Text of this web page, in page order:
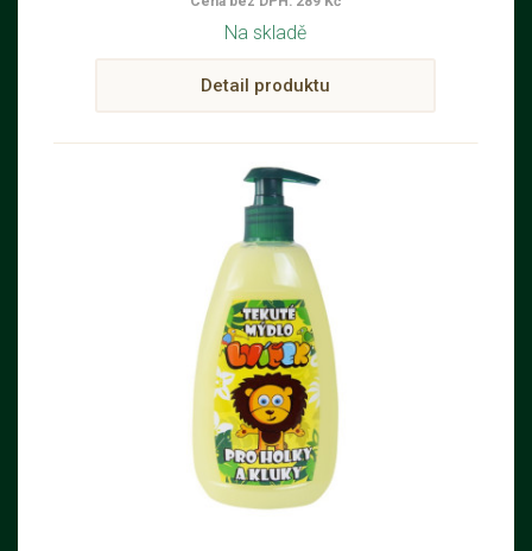
Na skladě
Detail produktu